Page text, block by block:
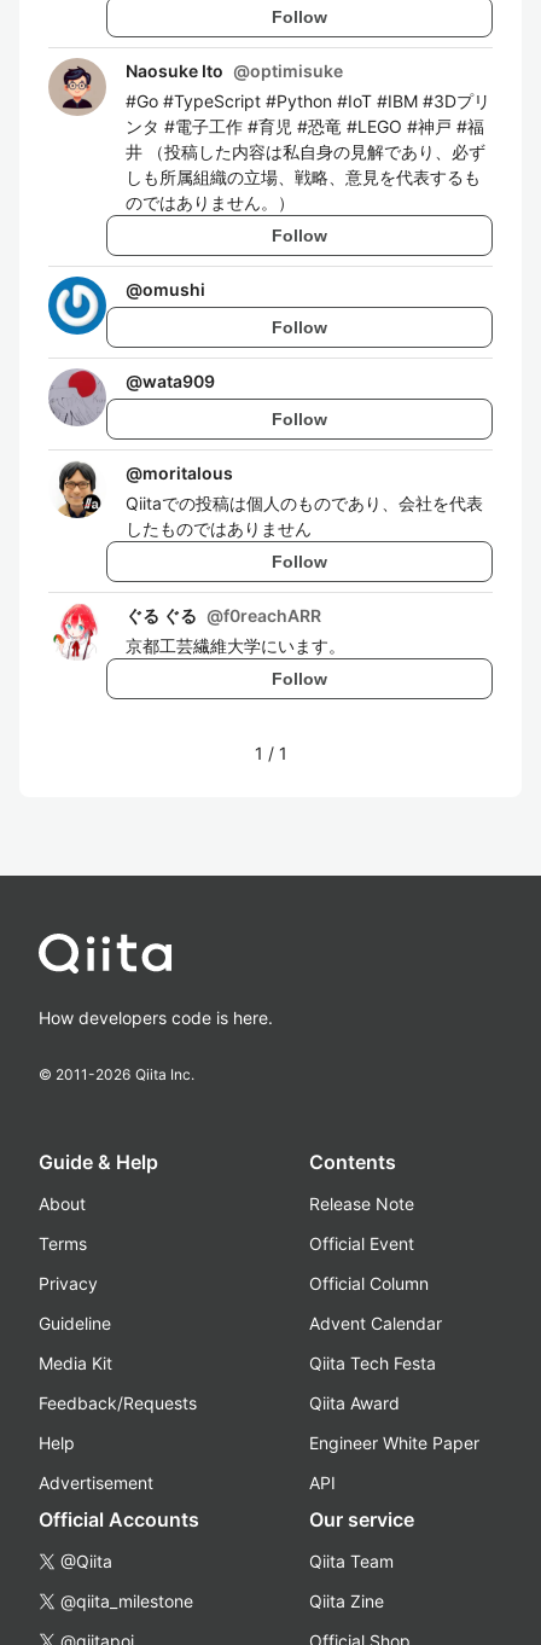
Follow
Naosuke Ito @optimisuke
#Go #TypeScript #Python #IoT #IBM #3Dプリ
ンタ #電子工作 #育児 #恐竜 #LEGO #神戸 #福
井 （投稿した内容は私自身の見解であり、必ず
しも所属組織の立場、戦略、意見を代表するも
のではありません。）
Follow
@omushi
Follow
@wata909
Follow
@moritalous
Qiitaでの投稿は個人のものであり、会社を代表
したものではありません
Follow
ぐる ぐる @f0reachARR
京都工芸繊維大学にいます。
Follow
1 / 1
How developers code is here.
© 2011-2026 Qiita Inc.
Guide & Help
About
Terms
Privacy
Guideline
Media Kit
Feedback/Requests
Help
Advertisement
Contents
Release Note
Official Event
Official Column
Advent Calendar
Qiita Tech Festa
Qiita Award
Engineer White Paper
API
Official Accounts
@Qiita
@qiita_milestone
@qiitapoi
Our service
Qiita Team
Qiita Zine
Official Shop